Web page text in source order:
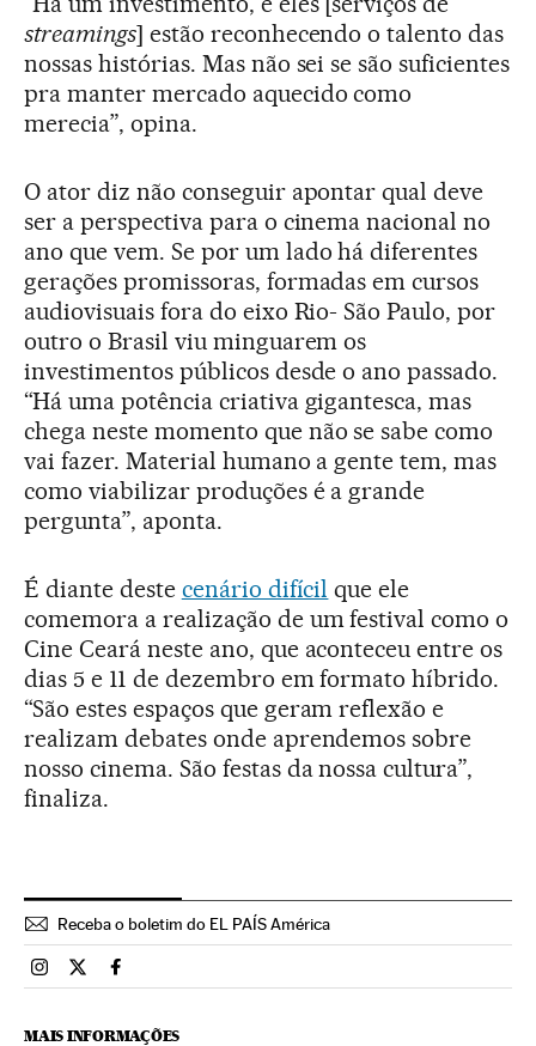
streamings] estão reconhecendo o talento das
nossas histórias. Mas não sei se são suficientes
pra manter mercado aquecido como
merecia”, opina.
O ator diz não conseguir apontar qual deve
ser a perspectiva para o cinema nacional no
ano que vem. Se por um lado há diferentes
gerações promissoras, formadas em cursos
audiovisuais fora do eixo Rio- São Paulo, por
outro o Brasil viu minguarem os
investimentos públicos desde o ano passado.
“Há uma potência criativa gigantesca, mas
chega neste momento que não se sabe como
vai fazer. Material humano a gente tem, mas
como viabilizar produções é a grande
pergunta”, aponta.
É diante deste cenário difícil que ele
comemora a realização de um festival como o
Cine Ceará neste ano, que aconteceu entre os
dias 5 e 11 de dezembro em formato híbrido.
“São estes espaços que geram reflexão e
realizam debates onde aprendemos sobre
nosso cinema. São festas da nossa cultura”,
finaliza.
Receba o boletim do EL PAÍS América
Brasil El País Brasil en Instagram
Brasil El País Brasil en Twitter
Brasil El País Brasil en Facebook
MAIS INFORMAÇÕES